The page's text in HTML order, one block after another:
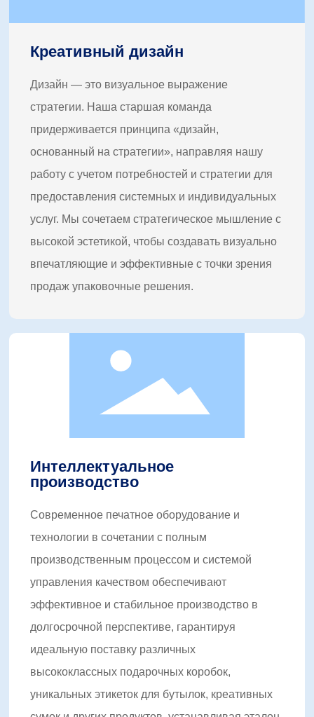
Креативный дизайн
Дизайн — это визуальное выражение
стратегии. Наша старшая команда
придерживается принципа «дизайн,
основанный на стратегии», направляя нашу
работу с учетом потребностей и стратегии для
предоставления системных и индивидуальных
услуг. Мы сочетаем стратегическое мышление с
высокой эстетикой, чтобы создавать визуально
впечатляющие и эффективные с точки зрения
продаж упаковочные решения.
Интеллектуальное
производство
Современное печатное оборудование и
технологии в сочетании с полным
производственным процессом и системой
управления качеством обеспечивают
эффективное и стабильное производство в
долгосрочной перспективе, гарантируя
идеальную поставку различных
высококлассных подарочных коробок,
уникальных этикеток для бутылок, креативных